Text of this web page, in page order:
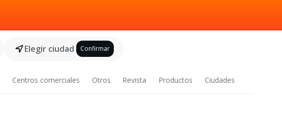
Elegir ciudad Confirmar
Centros comerciales Otros Revista Productos Ciudades